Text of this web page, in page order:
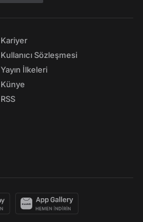
Kariyer
Kullanıcı Sözleşmesi
Yayın İlkeleri
Künye
RSS